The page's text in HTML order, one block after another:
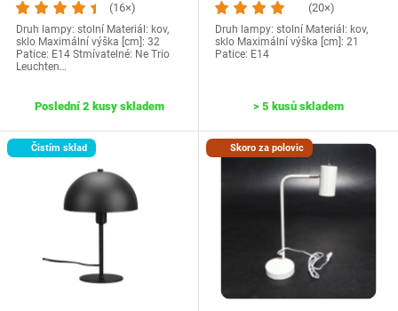
(16×)
Druh lampy: stolní Materiál: kov,
sklo Maximální výška [cm]: 32
Patice: E14 Stmívatelné: Ne Trio
Leuchten…
Poslední 2 kusy skladem
(20×)
Druh lampy: stolní Materiál: kov,
sklo Maximální výška [cm]: 21
Patice: E14
> 5 kusů skladem
Čistím sklad Skoro za polovic